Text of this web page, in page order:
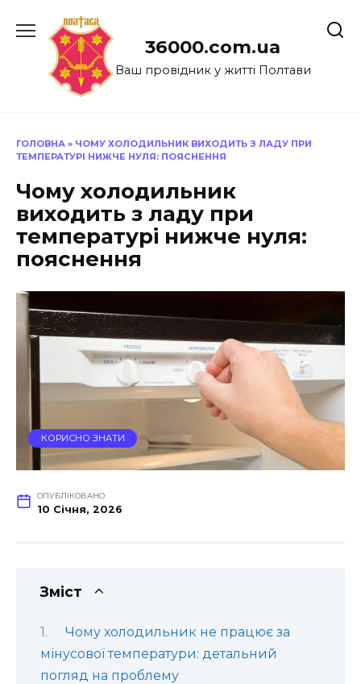
до
36000.com.ua
Ваш провідник у житті Полтави
ГОЛОВНА » ЧОМУ ХОЛОДИЛЬНИК ВИХОДИТЬ З ЛАДУ ПРИ
ТЕМПЕРАТУРІ НИЖЧЕ НУЛЯ: ПОЯСНЕННЯ
Чому холодильник
виходить з ладу при
температурі нижче нуля:
пояснення
КОРИСНО ЗНАТИ
ОПУБЛІКОВАНО
10 Січня, 2026
Зміст
Чому холодильник не працює за
мінусової температури: детальний
погляд на проблему